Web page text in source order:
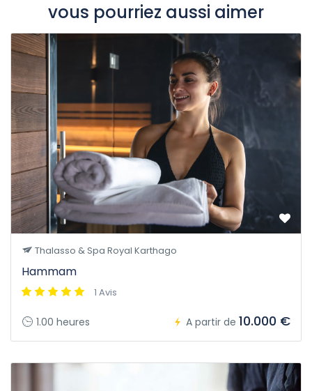
vous pourriez aussi aimer
Thalasso & Spa Royal Karthago
Hammam
1 Avis
1.00 heures A partir de 10.000 €